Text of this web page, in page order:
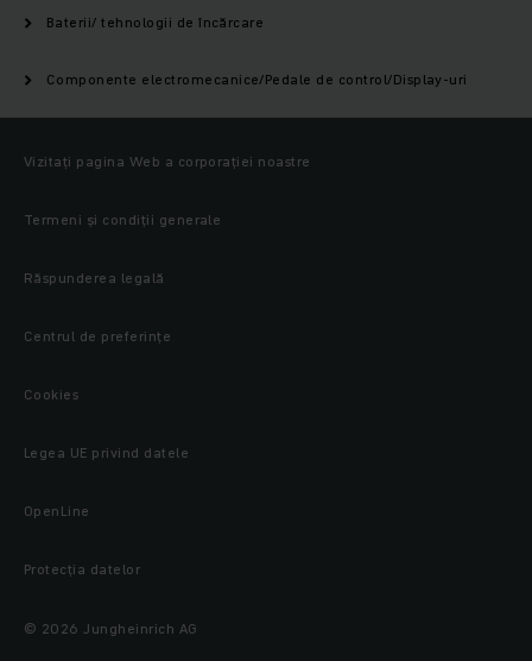
Baterii/ tehnologii de încărcare
Componente electromecanice/Pedale de control/Display-uri
Vizitați pagina Web a corporației noastre
Termeni și condiții generale
Răspunderea legală
Centrul de preferințe
Cookies
Legea UE privind datele
OpenLine
Protecţia datelor
© 2026 Jungheinrich AG